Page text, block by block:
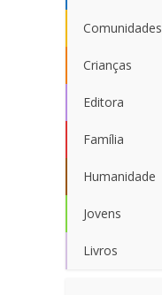
Comunidades
Crianças
Editora
Família
Humanidade
Jovens
Livros